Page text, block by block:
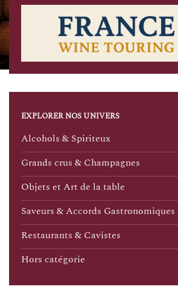
EXPLORER NOS UNIVERS
Alcohols & Spiriteux
Grands crus & Champagnes
Objets et Art de la table
Saveurs & Accords Gastronomiques
Restaurants & Cavistes
Hors catégorie